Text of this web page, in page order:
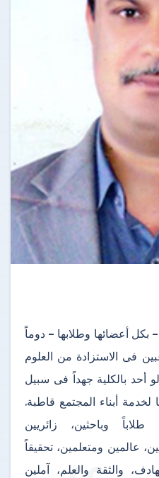
– بكل أعضائها وطلابها – دوماً
فى الاستزادة من العلوم
أحد بالكلية جهداً فى سبيل
لخدمة أبناء المجتمع قاطبة.
وباحثين، زائريين
عالمين ومتعلمين، تحقيقاً
والثقة والعلم، آملين